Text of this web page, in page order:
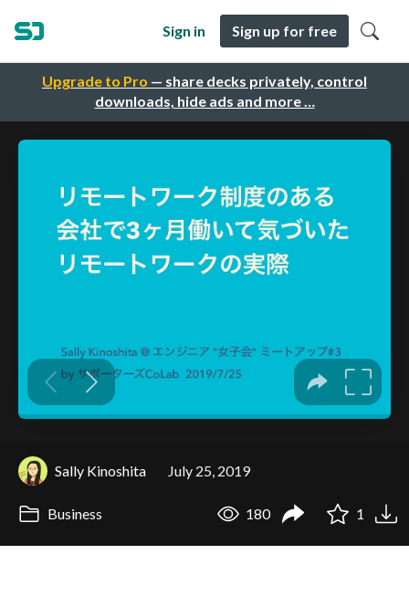
Upgrade to Pro — share decks privately, control
downloads, hide ads and more …
Sign in Sign up for free
Sally Kinoshita July 25, 2019
Business 180 1